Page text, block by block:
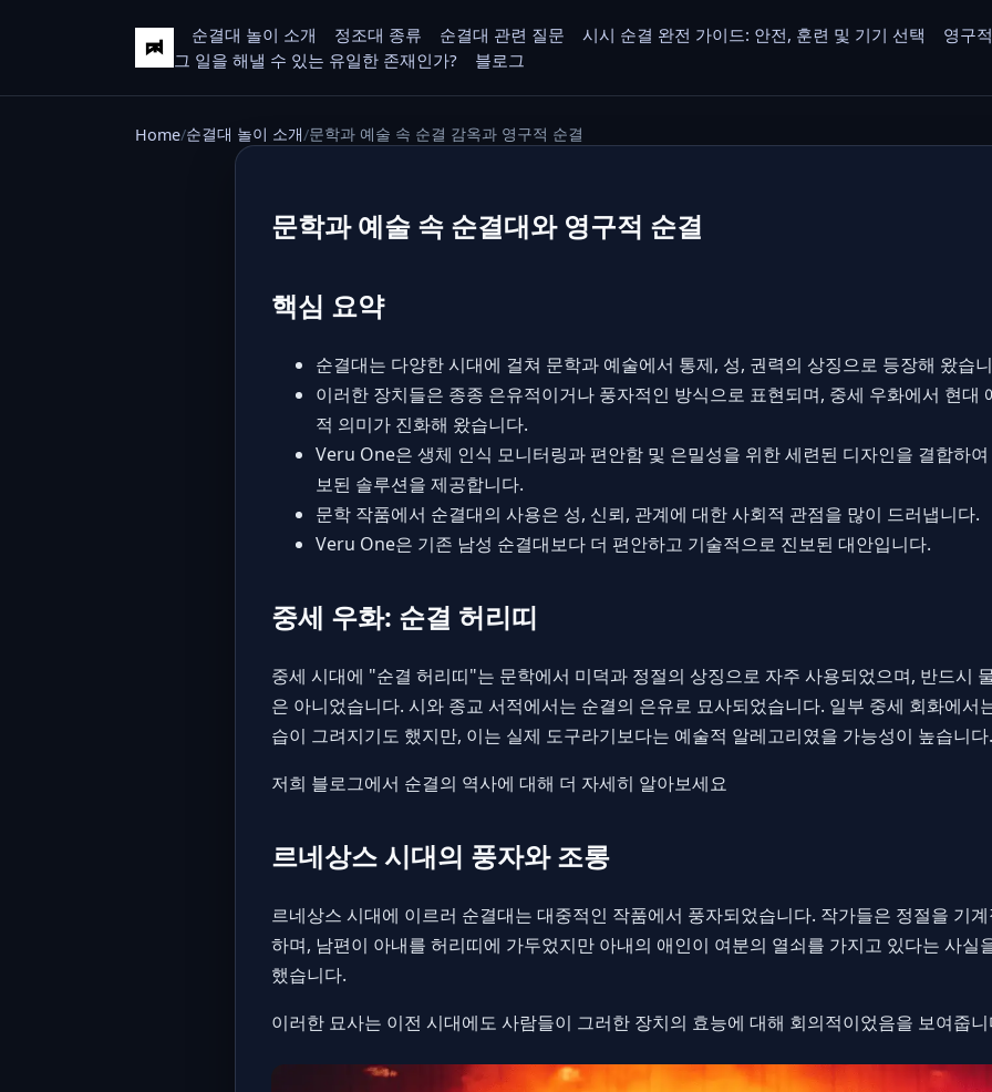
순결대 놀이 소개 정조대 종류 순결대 관련 질문 시시 순결 완전 가이드: 안전, 훈련 및 기기 선택
영구
그 일을 해낼 수 있는 유일한 존재인가?
블로그
Home 순결대 놀이 소개 문학과 예술 속 순결 감옥과 영구적 순결
문학과 예술 속 순결대와 영구적 순결
핵심 요약
순결대는 다양한 시대에 걸쳐 문학과 예술에서 통제, 성, 권력의 상징으로 등장해 왔습
이러한 장치들은 종종 은유적이거나 풍자적인 방식으로 표현되며, 중세 우화에서 현대
적 의미가 진화해 왔습니다.
Veru One은 생체 인식 모니터링과 편안함 및 은밀성을 위한 세련된 디자인을 결합하
보된 솔루션을 제공합니다.
문학 작품에서 순결대의 사용은 성, 신뢰, 관계에 대한 사회적 관점을 많이 드러냅니다.
Veru One은 기존 남성 순결대보다 더 편안하고 기술적으로 진보된 대안입니다.
중세 우화: 순결 허리띠
중세 시대에 "순결 허리띠"는 문학에서 미덕과 정절의 상징으로 자주 사용되었으며, 반드시
은 아니었습니다. 시와 종교 서적에서는 순결의 은유로 묘사되었습니다. 일부 중세 회화에서
습이 그려지기도 했지만, 이는 실제 도구라기보다는 예술적 알레고리였을 가능성이 높습니다.
저희 블로그에서 순결의 역사에 대해 더 자세히 알아보세요
르네상스 시대의 풍자와 조롱
르네상스 시대에 이르러 순결대는 대중적인 작품에서 풍자되었습니다. 작가들은 정절을 기
하며, 남편이 아내를 허리띠에 가두었지만 아내의 애인이 여분의 열쇠를 가지고 있다는 사실
했습니다.
이러한 묘사는 이전 시대에도 사람들이 그러한 장치의 효능에 대해 회의적이었음을 보여줍